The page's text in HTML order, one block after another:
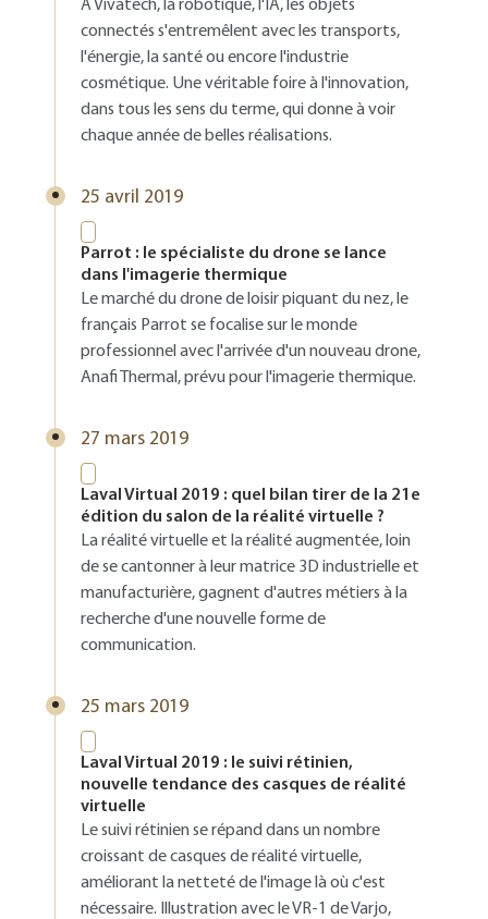
A Vivatech, la robotique, l'IA, les objets
connectés s'entremêlent avec les transports,
l'énergie, la santé ou encore l'industrie
cosmétique. Une véritable foire à l'innovation,
dans tous les sens du terme, qui donne à voir
chaque année de belles réalisations.
25 avril 2019
Parrot : le spécialiste du drone se lance
dans l'imagerie thermique
Le marché du drone de loisir piquant du nez, le
français Parrot se focalise sur le monde
professionnel avec l'arrivée d'un nouveau drone,
Anafi Thermal, prévu pour l'imagerie thermique.
27 mars 2019
Laval Virtual 2019 : quel bilan tirer de la 21e
édition du salon de la réalité virtuelle ?
La réalité virtuelle et la réalité augmentée, loin
de se cantonner à leur matrice 3D industrielle et
manufacturière, gagnent d'autres métiers à la
recherche d'une nouvelle forme de
communication.
25 mars 2019
Laval Virtual 2019 : le suivi rétinien,
nouvelle tendance des casques de réalité
virtuelle
Le suivi rétinien se répand dans un nombre
croissant de casques de réalité virtuelle,
améliorant la netteté de l'image là où c'est
nécessaire. Illustration avec le VR-1 de Varjo,